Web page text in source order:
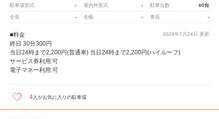
駐車場形式 - 屋内外形式 - 駐車台数 60台
全長 - 全幅 - 車高 -
2026年7月24日 更新
■料金
終日 30分300円
当日24時まで2,200円(普通車) 当日24時まで2,200円(ハイルーフ)
サービス券利用:可
電子マネー利用:可
4人がお気に入りの駐車場